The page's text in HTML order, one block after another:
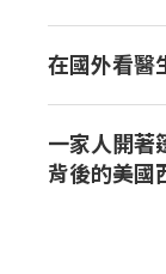
在國外看醫
一家人開著
背後的美國